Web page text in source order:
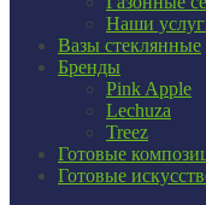
Наши
Вазы стеклянные
Бренды
Pink Apple
Lechuza
Treez
Готовые
Готовые